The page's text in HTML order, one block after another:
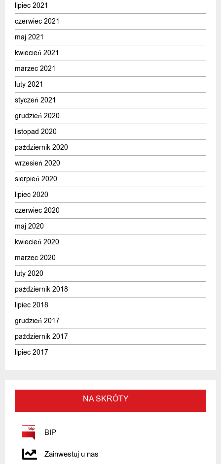
lipiec 2021
czerwiec 2021
maj 2021
kwiecień 2021
marzec 2021
luty 2021
styczeń 2021
grudzień 2020
listopad 2020
październik 2020
wrzesień 2020
sierpień 2020
lipiec 2020
czerwiec 2020
maj 2020
kwiecień 2020
marzec 2020
luty 2020
październik 2018
lipiec 2018
grudzień 2017
październik 2017
lipiec 2017
NA SKRÓTY
BIP
Zainwestuj u nas